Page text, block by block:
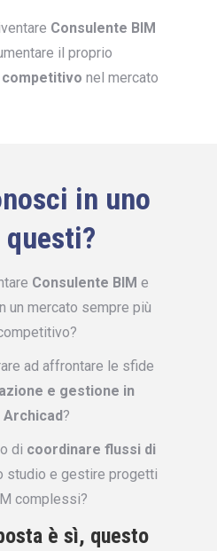
Consulente BIM
il proprio
nel mercato
in uno
Consulente BIM e
un mercato sempre più
ad affrontare le sfide
e gestione in
Archicad?
di coordinare flussi di
studio e gestire progetti
complessi?
è sì, questo